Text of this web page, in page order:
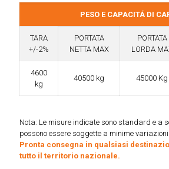
PESO E CAPACITÁ DI
TARA
+/-2%
PORTATA
NETTA MAX
PORTATA
LORDA
4600
kg
40500 kg 45000 Kg
Nota: Le misure indicate sono standard e a
possono essere soggette a minime variazioni.
Pronta consegna in qualsiasi
tutto il territorio nazionale.